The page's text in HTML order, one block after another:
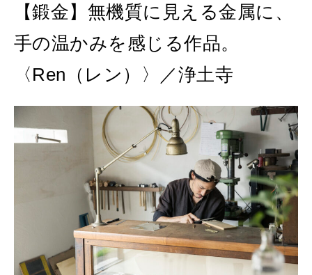
2026年8月号『お茶の時間です。』
2026年7月号「鎌倉 ローカルが 教えてくれた 本当の歩き方。」
2026年6月号「大銀座 トレンドが生まれる 新しい一流店へ。」
2026年5月号「“大好き”に出会いに。韓国」
2026年4月号「未来をつくる、学びの教科書。」
2026年3月号「スイーツ予想図 2026」
2026年2月号「良運を掴む 新・開運術。」
2026年1月号「猫がいれば、幸せ」
MAGAZINE MOOK
FOLLOW US!
【鍛金】無機質に見える金属に、
手の温かみを感じる作品。
〈Ren（レン）〉／浄土寺